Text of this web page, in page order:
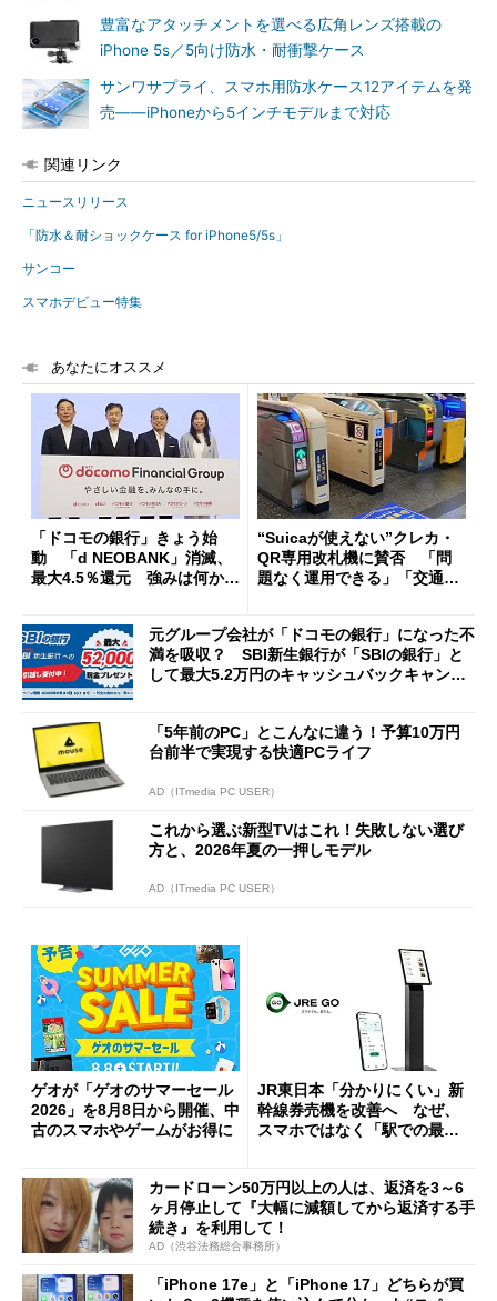
豊富なアタッチメントを選べる広角レンズ搭載の
iPhone 5s／5向け防水・耐衝撃ケース
サンワサプライ、スマホ用防水ケース12アイテムを発
売――iPhoneから5インチモデルまで対応
関連リンク
ニュースリリース
「防水＆耐ショックケース for iPhone5/5s」
サンコー
スマホデビュー特集
あなたにオススメ
「ドコモの銀行」きょう始
動 「d NEOBANK」消滅、
最大4.5％還元 強みは何か解
“Suicaが使えない”クレカ・
QR専用改札機に賛否 「問
題なく運用できる」「交通系I
元グループ会社が「ドコモの銀行」になった不
満を吸収？ SBI新生銀行が「SBIの銀行」と
して最大5.2万円のキャッシュバックキャンペ
「5年前のPC」とこんなに違う！予算10万円
台前半で実現する快適PCライフ
AD（ITmedia PC USER）
これから選ぶ新型TVはこれ！失敗しない選び
方と、2026年夏の一押しモデル
AD（ITmedia PC USER）
ゲオが「ゲオのサマーセール
2026」を8月8日から開催、中
古のスマホやゲームがお得に
JR東日本「分かりにくい」新
幹線券売機を改善へ なぜ、
スマホではなく「駅での最短
カードローン50万円以上の人は、返済を3～6
ヶ月停止して『大幅に減額してから返済する手
続き』を利用して！
AD（渋谷法務総合事務所）
「iPhone 17e」と「iPhone 17」どちらが買